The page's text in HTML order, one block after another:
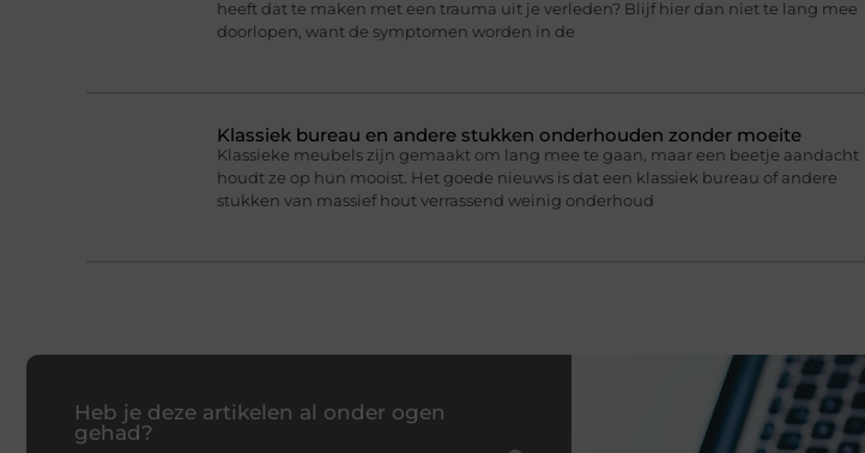
heeft dat te maken met een trauma uit je verleden? Blijf hier dan niet te lang mee
doorlopen, want de symptomen worden in de
Klassiek bureau en andere stukken onderhouden zonder moeite
Klassieke meubels zijn gemaakt om lang mee te gaan, maar een beetje aandacht
houdt ze op hun mooist. Het goede nieuws is dat een klassiek bureau of andere
stukken van massief hout verrassend weinig onderhoud
Heb je deze artikelen al onder ogen
gehad?